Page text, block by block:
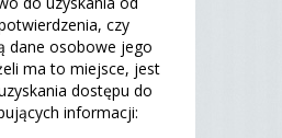
czy
dane osobowe jego
ma to miejsce, jest
dostępu do
informacji: